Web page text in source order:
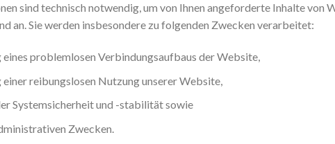
sind technisch notwendig, um von Ihnen angeforderte Inhalte
an. Sie werden insbesondere zu folgenden Zwecken verarbeitet:
eines problemlosen Verbindungsaufbaus der Website,
einer reibungslosen Nutzung unserer Website,
Systemsicherheit und -stabilität sowie
Zwecken.